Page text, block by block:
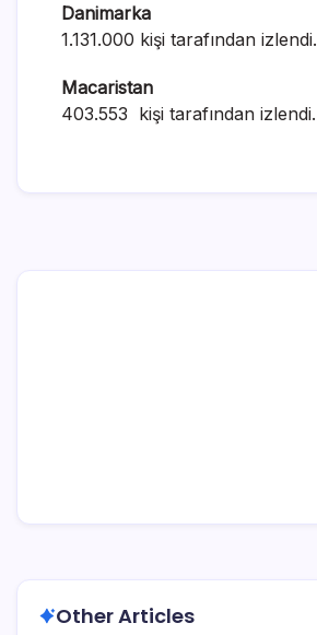
Danimarka
1.131.000 kişi tarafından izlendi.
Macaristan
403.553 kişi tarafından izlendi.
Other Articles